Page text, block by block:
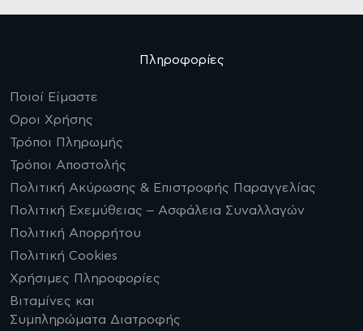
Πληροφορίες
Ποιοί Είμαστε
Οροι Χρήσης
Τρόποι Πληρωμής
Τρόποι Αποστολής
Πολιτική Ακύρωσης & Επιστροφής Παραγγελίας
Πολιτική Εχεμύθειας – Ασφάλεια Συναλλαγών
Πολιτική Απορρήτου
Πολιτική Cookies
Χρήσιμες Πληροφορίες
Βιταμίνες και
Συμπληρώματα Διατροφής